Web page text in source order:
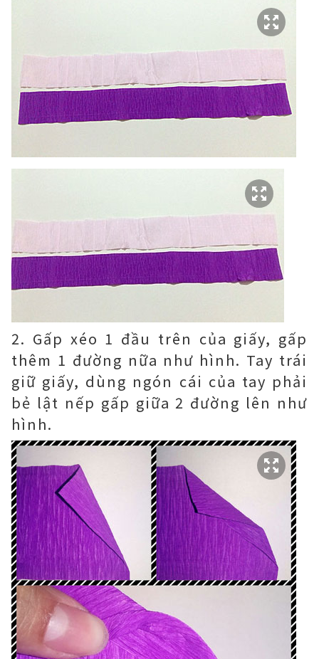
2. Gấp xéo 1 đầu trên của giấy, gấp
thêm 1 đường nữa như hình. Tay trái
giữ giấy, dùng ngón cái của tay phải
bẻ lật nếp gấp giữa 2 đường lên như
hình.